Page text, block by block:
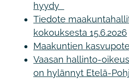
hyydy
Tiedote
kokouksesta 15.6.2026
Maakuntien
Vaasan hallinto-oikeus
on hylännyt Etelä-